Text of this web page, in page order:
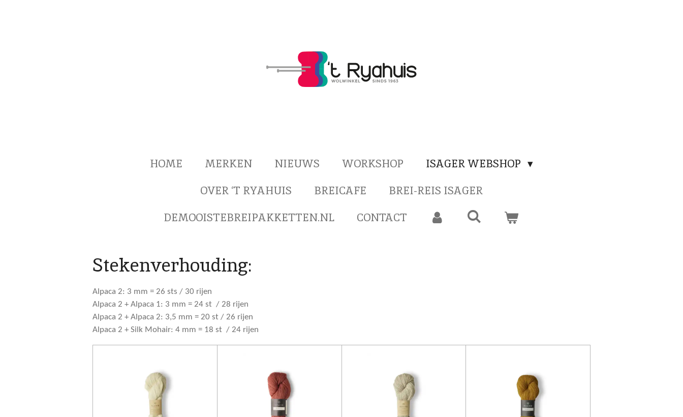
HOME MERKEN NIEUWS WORKSHOP
ISAGER WEBSHOP
OVER ‘T RYAHUIS
BREICAFE
BREI-REIS ISAGER
DEMOOISTEBREIPAKKETTEN.NL
CONTACT
Stekenverhouding:
Alpaca 2: 3 mm = 26 sts / 30 rijen
Alpaca 2 + Alpaca 1: 3 mm = 24 st / 28 rijen
Alpaca 2 + Alpaca 2: 3,5 mm = 20 st / 26 rijen
Alpaca 2 + Silk Mohair: 4 mm = 18 st / 24 rijen